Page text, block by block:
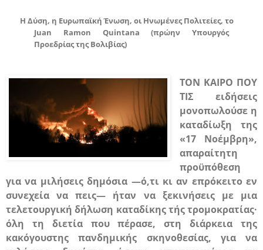
Η Δύση, η Ευρωπαϊκή Ένωση, οι Ηνωμένες Πολιτείες, το
Juan
Ramon Quintana (πρώην Υπουργός
Προεδρίας της Βολιβίας)
ΤΟΝ ΚΑΙΡΟ ΠΟΥ
ΤΙΣ ειδήσεις
μονοπωλούσε η
καταδίωξη της
«17 Νοέμβρη»,
απαραίτητη
προϋπόθεση
για να μιλήσεις δημόσια —ό,τι κι αν επρόκειτο εν
συνεχεία να πεις— ήταν να ξεκινήσεις με μια
τελετουργική δήλωση καταδίκης τής τρομοκρατίας·
όλη τη διετία που πέρασε, στη διάρκεια της
κακόγουστης πανδημικής σκηνοθεσίας, για να